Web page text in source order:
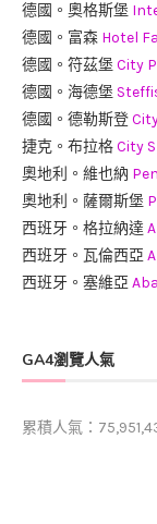
德國。奧格斯堡
德國。富森 Hotel
德國。符茲堡 City
德國。海德堡
德國。德勒斯登
捷克。布拉格City
奧地利。維也納
奧地利。薩爾斯堡
西班牙。格拉納達
西班牙。瓦倫西亞
西班牙。塞維亞
GA4瀏覽人氣
累積人氣：